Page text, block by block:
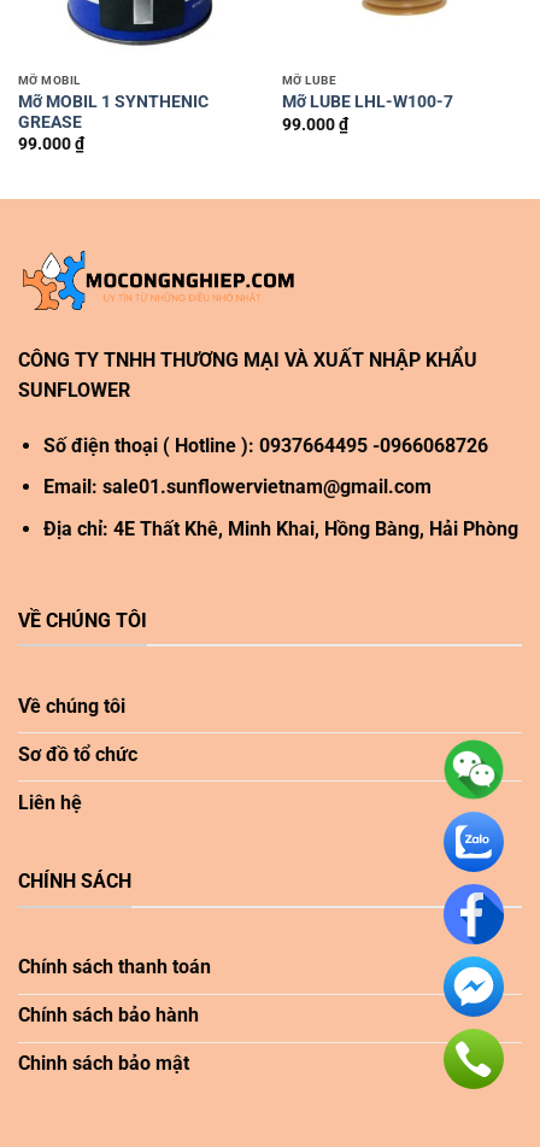
MỠ MOBIL
Mỡ MOBIL 1 SYNTHENIC
GREASE
99.000₫
MỠ LUBE
Mỡ LUBE LHL-W100-7
99.000₫
CÔNG TY TNHH THƯƠNG MẠI VÀ XUẤT NHẬP KHẨU
SUNFLOWER
Số điện thoại ( Hotline ): 0937664495 -0966068726
Email: sale01.sunflowervietnam@gmail.com
Địa chỉ: 4E Thất Khê, Minh Khai, Hồng Bàng, Hải Phòng
VỀ CHÚNG TÔI
Về chúng tôi
Sơ đồ tổ chức
Liên hệ
CHÍNH SÁCH
Chính sách thanh toán
Chính sách bảo hành
Chinh sách bảo mật